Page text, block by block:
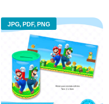
JPG, PDF, PNG